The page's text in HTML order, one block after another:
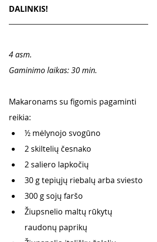
DALINKIS!
4 asm.
Gaminimo laikas: 30 min.
Makaronams su figomis pagaminti
reikia:
½ mėlynojo svogūno
2 skiltelių česnako
2 saliero lapkočių
30 g tepiųjų riebalų arba sviesto
300 g sojų faršo
Žiupsnelio maltų rūkytų
raudonų paprikų